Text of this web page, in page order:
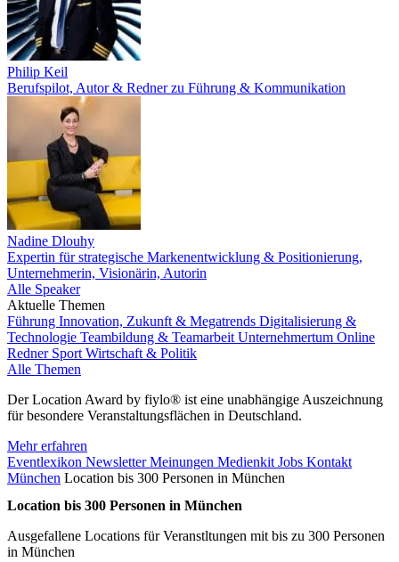
Philip Keil
Berufspilot, Autor & Redner zu Führung & Kommunikation
Nadine Dlouhy
Expertin für strategische Markenentwicklung & Positionierung,
Unternehmerin, Visionärin, Autorin
Alle Speaker
Aktuelle Themen
Führung Innovation, Zukunft & Megatrends Digitalisierung &
Technologie Teambildung & Teamarbeit Unternehmertum Online
Redner Sport Wirtschaft & Politik
Alle Themen
Der Location Award by fiylo® ist eine unabhängige Auszeichnung
für besondere Veranstaltungsflächen in Deutschland.
Mehr erfahren
Eventlexikon NewsletterMeinungen Medienkit Jobs Kontakt
München Location bis 300 Personen in München
Location bis 300 Personen in München
Ausgefallene Locations für Veranstltungen mit bis zu 300 Personen
in München